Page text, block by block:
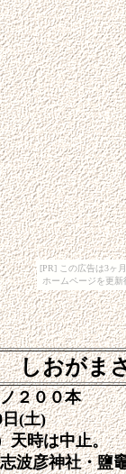
[PR] この広告は3ヶ
ホームページを更
しおがま
２００本
(土)
天時は中止。
波彦神社・鹽